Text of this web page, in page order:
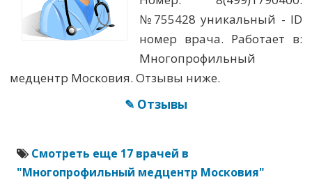
№755428 уникальный - ID
номер врача. Работает в:
Многопрофильный
медцентр Московия. Отзывы ниже.
✎ Отзывы
Смотреть еще 17 врачей в
"Многопрофильный медцентр Московия"